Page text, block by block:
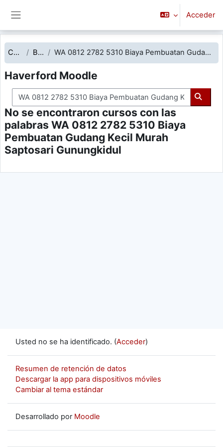
Acceder
Cursos Buscar WA 0812 2782 5310 Biaya Pembuatan Gudang Kecil Murah Saptosari Gunungkidul
Haverford Moodle
Buscar cursos
No se encontraron cursos con las
palabras WA 0812 2782 5310 Biaya
Pembuatan Gudang Kecil Murah
Saptosari Gunungkidul
Usted no se ha identificado. (Acceder)
Resumen de retención de datos
Descargar la app para dispositivos móviles
Cambiar al tema estándar
Desarrollado por Moodle